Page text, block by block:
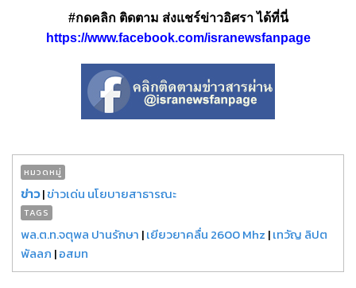
#กดคลิก ติดตาม ส่งแชร์ข่าวอิศรา ได้ที่นี่
https://www.facebook.com/isranewsfanpage
หมวดหมู่
ข่าว|ข่าวเด่น นโยบายสาธารณะ
TAGS
พล.ต.ท.จตุพล ปานรักษา |เยียวยาคลื่น 2600 Mhz |เทวัญ ลิปต
พัลลภ |อสมท